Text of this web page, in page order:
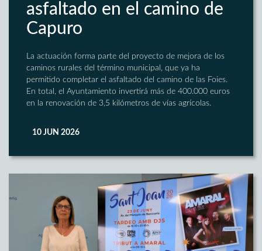
asfaltado en el camino de
Capuro
La actuación forma parte del proyecto de mejora de los
caminos rurales del término municipal, que ya ha
permitido completar el asfaltado del camino de las Foies.
En total, el Ayuntamiento invertirá más de 400.000 euros
en la renovación de 3,5 kilómetros de vías agrícolas.
10 JUN 2026